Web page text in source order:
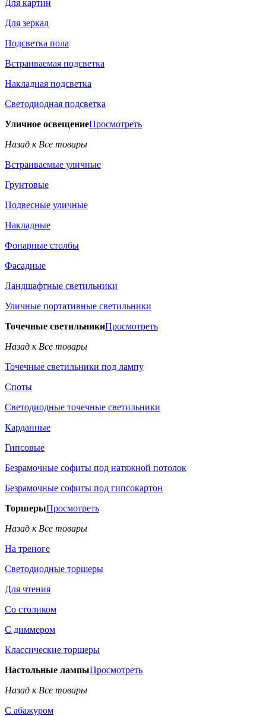
Для картин
Для зеркал
Подсветка пола
Встраиваемая подсветка
Накладная подсветка
Светодиодная подсветка
Уличное освещениеПросмотреть
Назад к Все товары
Встраиваемые уличные
Грунтовые
Подвесные уличные
Накладные
Фонарные столбы
Фасадные
Ландшафтные светильники
Уличные портативные светильники
Точечные светильникиПросмотреть
Назад к Все товары
Точечные светильники под лампу
Споты
Светодиодные точечные светильники
Карданные
Гипсовые
Безрамочные софиты под натяжной потолок
Безрамочные софиты под гипсокартон
ТоршерыПросмотреть
Назад к Все товары
На треноге
Светодиодные торшеры
Для чтения
Со столиком
С диммером
Классические торшеры
Настольные лампыПросмотреть
Назад к Все товары
С абажуром